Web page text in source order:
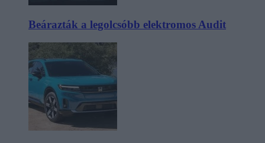
Beárazták a legolcsóbb elektromos Audit